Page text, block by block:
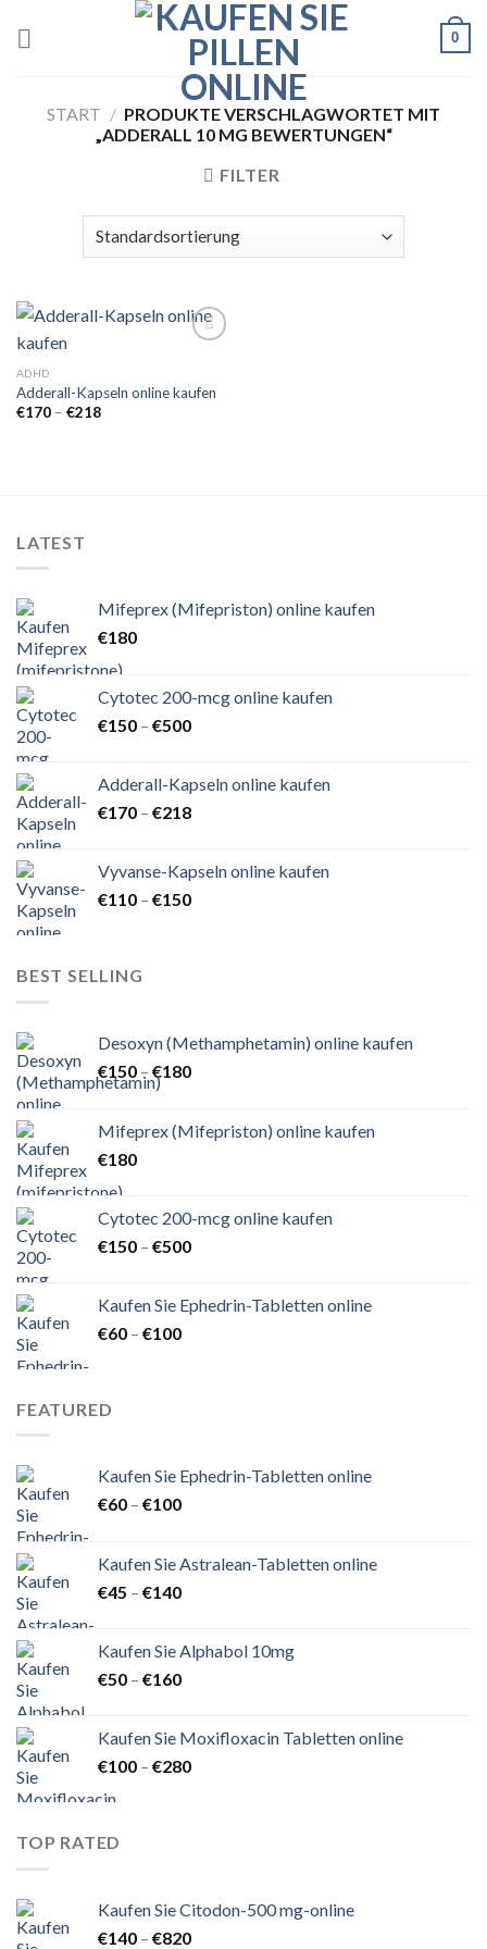
0
START / PRODUKTE VERSCHLAGWORTET MIT
„ADDERALL 10 MG BEWERTUNGEN“
FILTER
Add to
ADHD
Adderall-Kapseln online kaufen
€170 – €218Preisspanne:
LATEST
Mifeprex (Mifepriston) online kaufen
€180
Cytotec 200-mcg online kaufen
€150 – €500Preisspanne:
€500
Adderall-Kapseln online kaufen
€170 – €218Preisspanne:
€218
Vyvanse-Kapseln online kaufen
€110 – €150Preisspanne:
BEST SELLING
Desoxyn (Methamphetamin) online kaufen
€150 – €180Preisspanne:
€180
Mifeprex (Mifepriston) online kaufen
€180
Cytotec 200-mcg online kaufen
€150 – €500Preisspanne:
€500
Kaufen Sie Ephedrin-Tabletten online
€60 – €100Preisspanne:
FEATURED
Kaufen Sie Ephedrin-Tabletten online
€60 – €100Preisspanne:
€100
Kaufen Sie Astralean-Tabletten online
€45 – €140Preisspanne:
€140
Kaufen Sie Alphabol 10mg
€50 – €160Preisspanne:
€160
Kaufen Sie Moxifloxacin Tabletten online
€100 – €280Preisspanne:
TOP RATED
Kaufen Sie Citodon-500 mg-online
€140 – €820Preisspanne: